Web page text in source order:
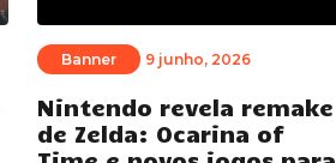
Banner 9 junho, 2026
Nintendo revela remake
de Zelda: Ocarina of